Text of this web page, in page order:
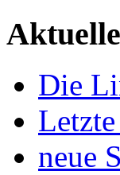
Die
neue